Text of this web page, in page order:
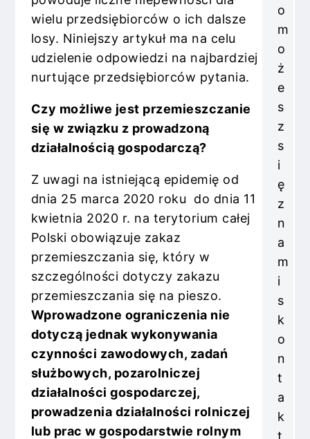
wielu przedsiębiorców o ich dalsze
losy. Niniejszy artykuł ma na celu
udzielenie odpowiedzi na najbardziej
nurtujące przedsiębiorców pytania.
Czy możliwe jest przemieszczanie
się w związku z prowadzoną
działalnością gospodarczą?
Z uwagi na istniejącą epidemię od
dnia 25 marca 2020 roku do dnia 11
kwietnia 2020 r. na terytorium całej
Polski obowiązuje zakaz
przemieszczania się, który w
szczególności dotyczy zakazu
przemieszczania się na pieszo.
Wprowadzone ograniczenia nie
dotyczą jednak wykonywania
czynności zawodowych, zadań
służbowych, pozarolniczej
działalności gospodarczej,
prowadzenia działalności rolniczej
lub prac w gospodarstwie rolnym
o
m
o
ż
e
s
z
s
i
ę
z
n
a
m
i
s
k
o
n
t
a
k
t